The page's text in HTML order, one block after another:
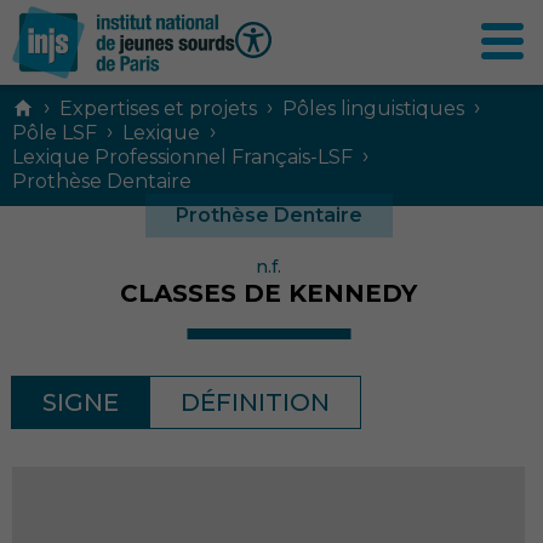
Contenu
principal
› Expertises et projets › Pôles linguistiques ›
Pôle LSF › Lexique ›
Lexique Professionnel Français-LSF ›
Prothèse Dentaire
Prothèse Dentaire
n.f.
CLASSES DE KENNEDY
SIGNE DÉFINITION